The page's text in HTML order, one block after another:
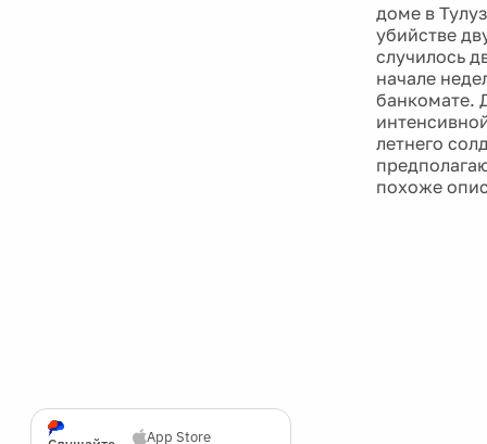
App Store
доме в
убийстве
случилось
начале
банкомате.
летнего
похоже